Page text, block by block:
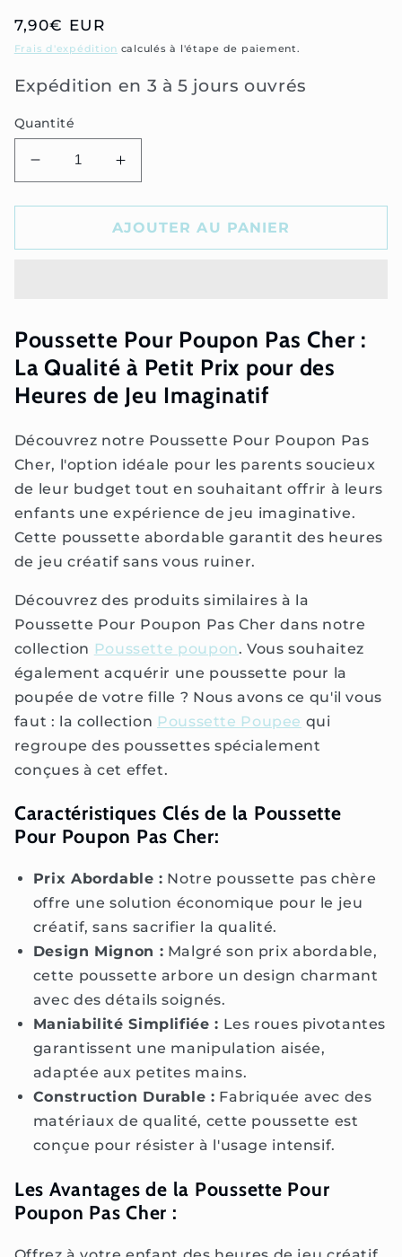
Prix
habituel
7,90€ EUR
Frais d'expédition calculés à l'étape de paiement.
Expédition en 3 à 5 jours ouvrés
Quantité
Réduire
la
quantité
Poussette
Augmenter
la
quantité
de
Poussette
AJOUTER AU PANIER
Poussette Pour Poupon Pas Cher :
La Qualité à Petit Prix pour des
Heures de Jeu Imaginatif
Découvrez notre Poussette Pour Poupon Pas
Cher, l'option idéale pour les parents soucieux
de leur budget tout en souhaitant offrir à leurs
enfants une expérience de jeu imaginative.
Cette poussette abordable garantit des heures
de jeu créatif sans vous ruiner.
Découvrez des produits similaires à la
Poussette Pour Poupon Pas Cher dans notre
collection Poussette poupon. Vous souhaitez
également acquérir une poussette pour la
poupée de votre fille ? Nous avons ce qu'il vous
faut : la collection Poussette Poupee qui
regroupe des poussettes spécialement
conçues à cet effet.
Caractéristiques Clés de la Poussette
Pour Poupon Pas Cher:
Prix Abordable : Notre poussette pas chère
offre une solution économique pour le jeu
créatif, sans sacrifier la qualité.
Design Mignon : Malgré son prix abordable,
cette poussette arbore un design charmant
avec des détails soignés.
Maniabilité Simplifiée : Les roues pivotantes
garantissent une manipulation aisée,
adaptée aux petites mains.
Construction Durable : Fabriquée avec des
matériaux de qualité, cette poussette est
conçue pour résister à l'usage intensif.
Les Avantages de la Poussette Pour
Poupon Pas Cher :